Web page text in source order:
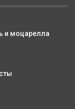
и моцарелла